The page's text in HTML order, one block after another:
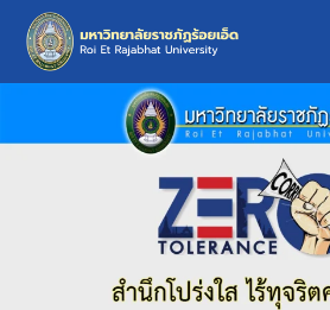
Skip
content